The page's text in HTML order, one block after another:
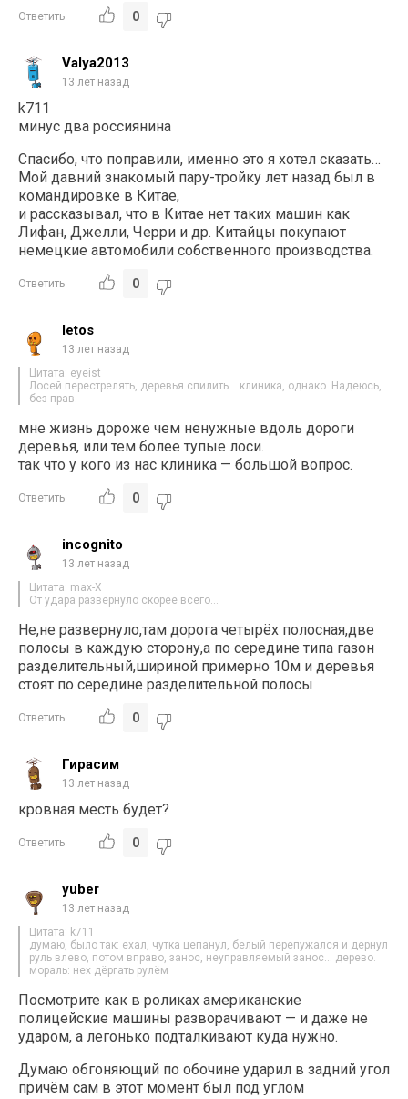
Ответить 0
Valya2013
13 лет назад
k711
минус два россиянина
Спасибо, что поправили, именно это я хотел сказать…
Мой давний знакомый пару-тройку лет назад был в
командировке в Китае,
и рассказывал, что в Китае нет таких машин как
Лифан, Джелли, Черри и др. Китайцы покупают
немецкие автомобили собственного производства.
Ответить 0
letos
13 лет назад
Цитата: eyeist
Лосей перестрелять, деревья спилить… клиника, однако. Надеюсь,
без прав.
мне жизнь дороже чем ненужные вдоль дороги
деревья, или тем более тупые лоси.
так что у кого из нас клиника — большой вопрос.
Ответить 0
incognito
13 лет назад
Цитата: max-X
От удара развернуло скорее всего…
Не,не развернуло,там дорога четырёх полосная,две
полосы в каждую сторону,а по середине типа газон
разделительный,шириной примерно 10м и деревья
стоят по середине разделительной полосы
Ответить 0
Гирасим
13 лет назад
кровная месть будет?
Ответить 0
yuber
13 лет назад
Цитата: k711
думаю, было так: ехал, чутка цепанул, белый перепужался и дернул
руль влево, потом вправо, занос, неуправляемый занос… дерево.
мораль: нех дёргать рулём
Посмотрите как в роликах американские
полицейские машины разворачивают — и даже не
ударом, а легонько подталкивают куда нужно.
Думаю обгоняющий по обочине ударил в задний угол
причём сам в этот момент был под углом